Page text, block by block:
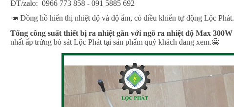
ĐT/zalo: 0966 773 858 - 091 5885 692
📣 Đồng hồ hiển thị nhiệt độ và độ ẩm, có điều khiển tự động Lộc Phát.
Tổng công suất thiết bị ra nhiệt gắn với ngõ ra nhiệt độ Max 300W
nhất ấp trứng bò sát Lộc Phát tại sản phẩm quý khách đang xem.🤩